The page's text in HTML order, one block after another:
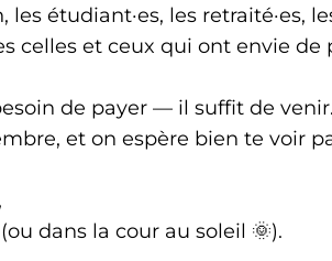
les étudiant·es, les retraité·es,
celles et ceux qui ont envie
de payer — il suffit de venir.
et on espère bien te voir
dans la cour au soleil 🌞).